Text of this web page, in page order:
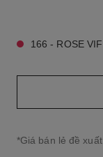
166 - ROSE VIF
↩
*Giá bán lẻ đề xuất.